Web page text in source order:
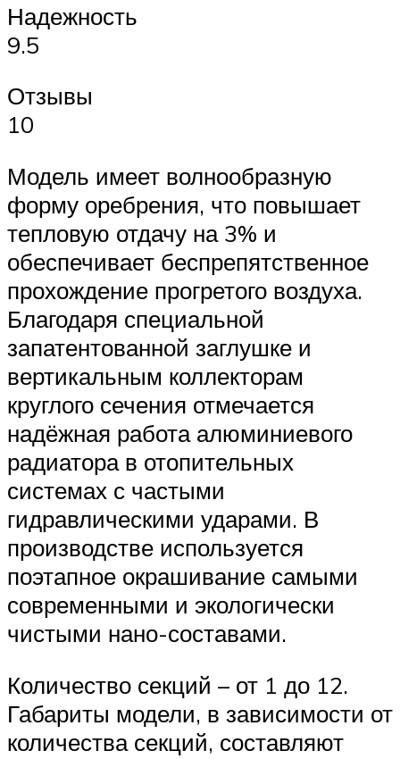
Надежность
9.5
Отзывы
10
Модель имеет волнообразную
форму оребрения, что повышает
тепловую отдачу на 3% и
обеспечивает беспрепятственное
прохождение прогретого воздуха.
Благодаря специальной
запатентованной заглушке и
вертикальным коллекторам
круглого сечения отмечается
надёжная работа алюминиевого
радиатора в отопительных
системах с частыми
гидравлическими ударами. В
производстве используется
поэтапное окрашивание самыми
современными и экологически
чистыми нано-составами.
Количество секций – от 1 до 12.
Габариты модели, в зависимости от
количества секций, составляют